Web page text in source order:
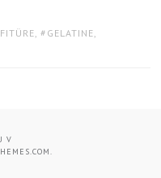
, GELATINE,
V
.